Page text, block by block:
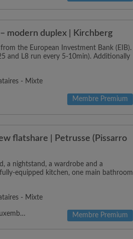
modern duplex | Kirchberg
the European Investment Bank (EIB).
and L8 run every 5-10min). Additionally
- Mixte
Membre Premium
flatshare | Petrusse (Pissarro
a nightstand, a wardrobe and a
equipped kitchen, one main bathroom
- Mixte
Membre Premium